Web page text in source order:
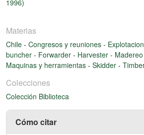
1996)
Materias
Chile - Congresos y reuniones -
buncher - Forwarder - Harvester -
Maquinas y herramientas - Skidder -
Colecciones
Colección Biblioteca
Cómo citar